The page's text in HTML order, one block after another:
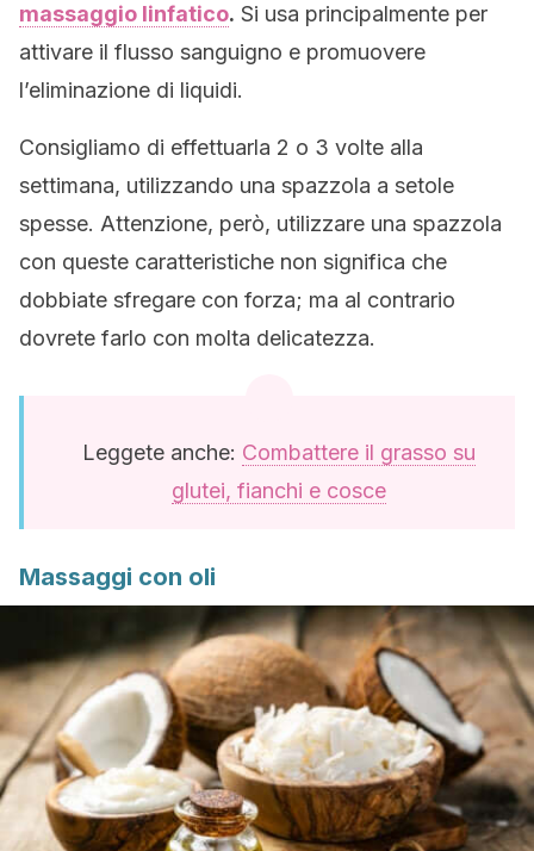
massaggio linfatico. Si usa principalmente per
attivare il flusso sanguigno e promuovere
l’eliminazione di liquidi.
Consigliamo di effettuarla 2 o 3 volte alla
settimana, utilizzando una spazzola a setole
spesse. Attenzione, però, utilizzare una spazzola
con queste caratteristiche non significa che
dobbiate sfregare con forza; ma al contrario
dovrete farlo con molta delicatezza.
Leggete anche: Combattere il grasso su
glutei, fianchi e cosce
Massaggi con oli